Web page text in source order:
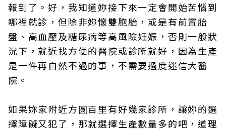
報到了。好，我知道妳接下來一定會開始苦惱到
哪裡就診，但除非妳懷雙胞胎，或是有前置胎
盤、高血壓及糖尿病等高風險妊娠，否則一般狀
況下，就近找方便的醫院或診所就好，因為生產
是一件再自然不過的事，不需要過度迷信大醫
院。
如果妳家附近方圓百里有好幾家診所，讓妳的選
擇障礙又犯了，那就選擇生產數量多的吧，道理